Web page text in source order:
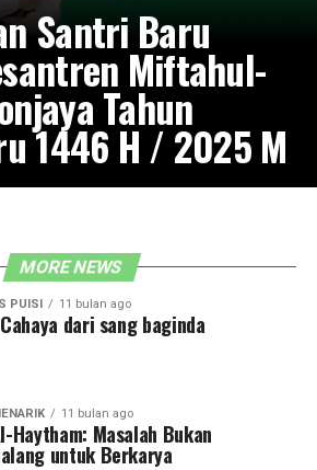
Santri Baru
Miftahul-
Tahun
1446 H / 2025 M
MORE NEWS
PUISI 11 bulan ago
dari sang baginda
11 bulan ago
Haytham: Masalah Bukan
untuk Berkarya